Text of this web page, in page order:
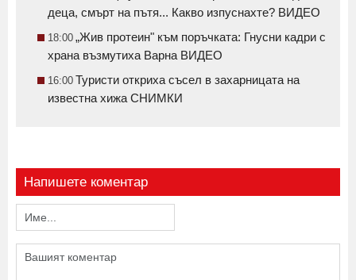
деца, смърт на пътя... Какво изпуснахте? ВИДЕО
18:00 „Жив протеин" към поръчката: Гнусни кадри с
храна възмутиха Варна ВИДЕО
16:00 Туристи откриха съсел в захарницата на
известна хижа СНИМКИ
Напишете коментар